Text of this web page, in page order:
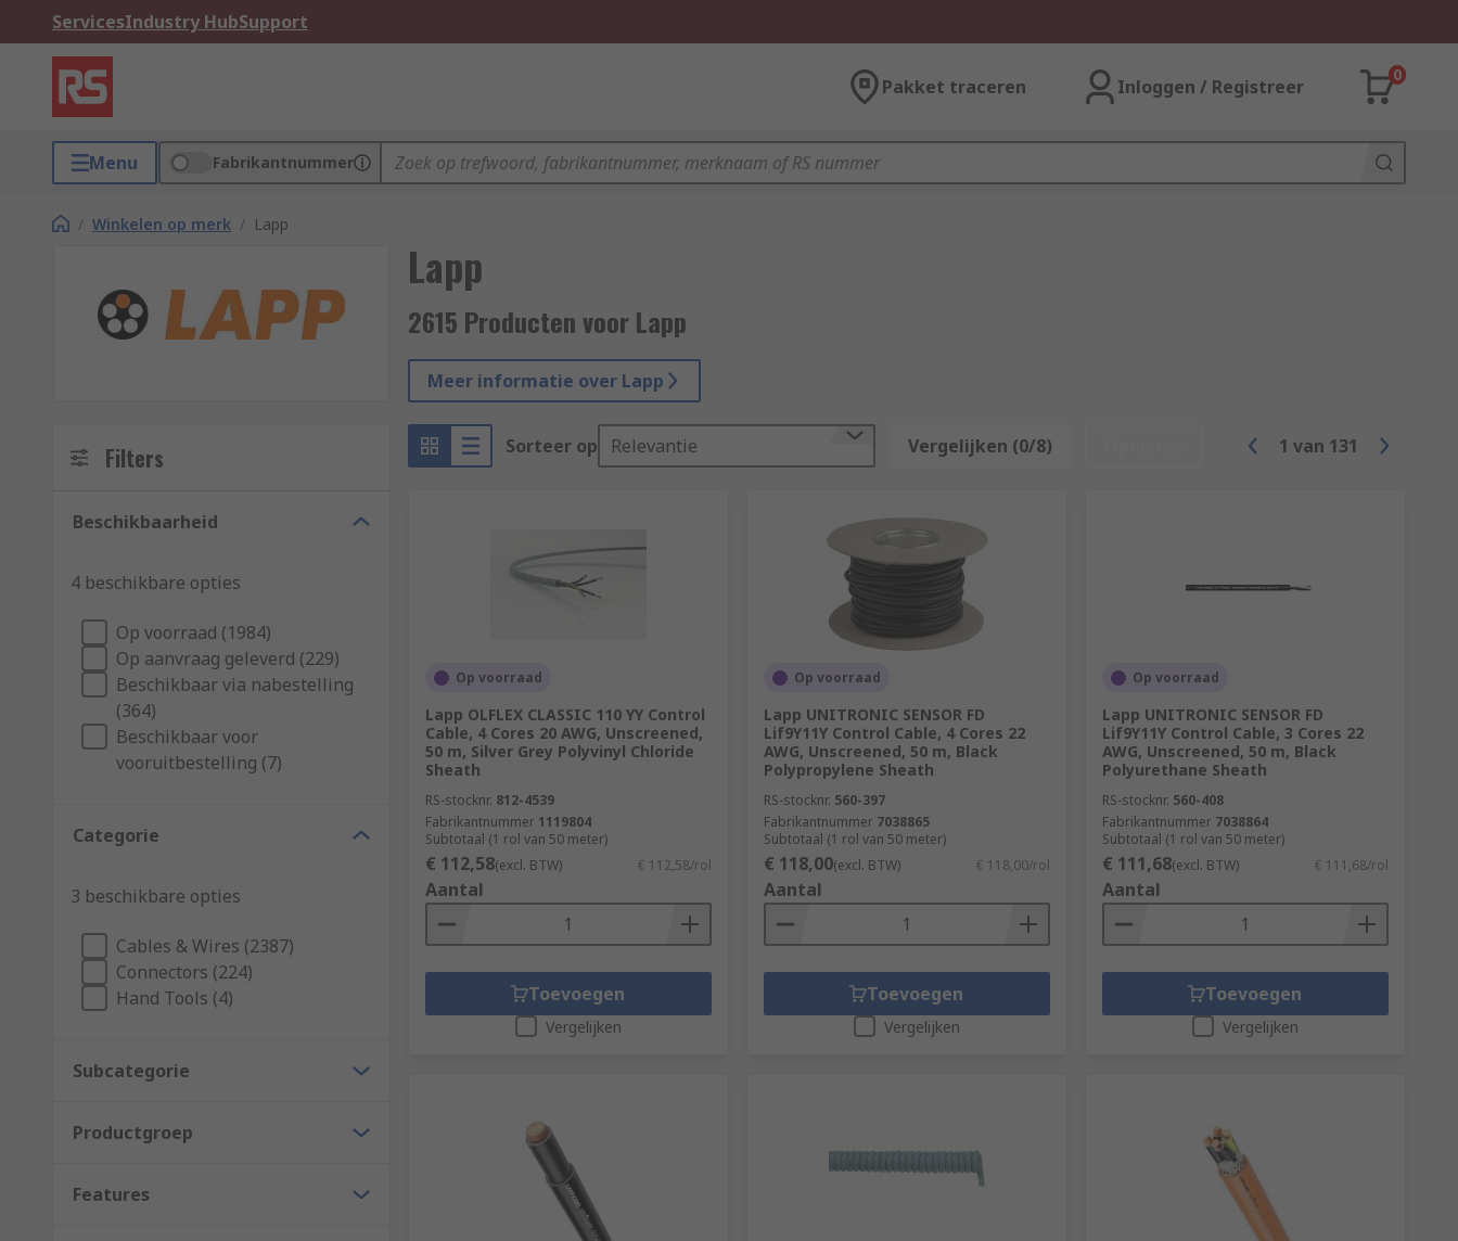
ServicesIndustry HubSupport
Pakket traceren Inloggen / Registreer
0
Menu Fabrikantnummer
/ Winkelen op merk / Lapp
Lapp
2615 Producten voor Lapp
Meer informatie over Lapp
Filters
Beschikbaarheid
4 beschikbare opties
Op voorraad (1984)
Op aanvraag geleverd (229)
Beschikbaar via nabestelling
(364)
Beschikbaar voor
vooruitbestelling (7)
Categorie
3 beschikbare opties
Cables & Wires (2387)
Connectors (224)
Hand Tools (4)
Subcategorie
Productgroep
Features
Sorteer op Relevantie Vergelijken (0/8) 1 van 131
Op voorraad
Lapp OLFLEX CLASSIC 110 YY Control
Cable, 4 Cores 20 AWG, Unscreened,
50 m, Silver Grey Polyvinyl Chloride
Sheath
RS-stocknr. 812-4539
Fabrikantnummer 1119804
Subtotaal (1 rol van 50 meter)
€ 112,58(excl. BTW) € 112,58/rol
Aantal
Toevoegen
Vergelijken
Op voorraad
Lapp UNITRONIC SENSOR FD
Lif9Y11Y Control Cable, 4 Cores 22
AWG, Unscreened, 50 m, Black
Polypropylene Sheath
RS-stocknr. 560-397
Fabrikantnummer 7038865
Subtotaal (1 rol van 50 meter)
€ 118,00(excl. BTW) € 118,00/rol
Aantal
Toevoegen
Vergelijken
Op voorraad
Lapp UNITRONIC SENSOR FD
Lif9Y11Y Control Cable, 3 Cores 22
AWG, Unscreened, 50 m, Black
Polyurethane Sheath
RS-stocknr. 560-408
Fabrikantnummer 7038864
Subtotaal (1 rol van 50 meter)
€ 111,68(excl. BTW) € 111,68/rol
Aantal
Toevoegen
Vergelijken